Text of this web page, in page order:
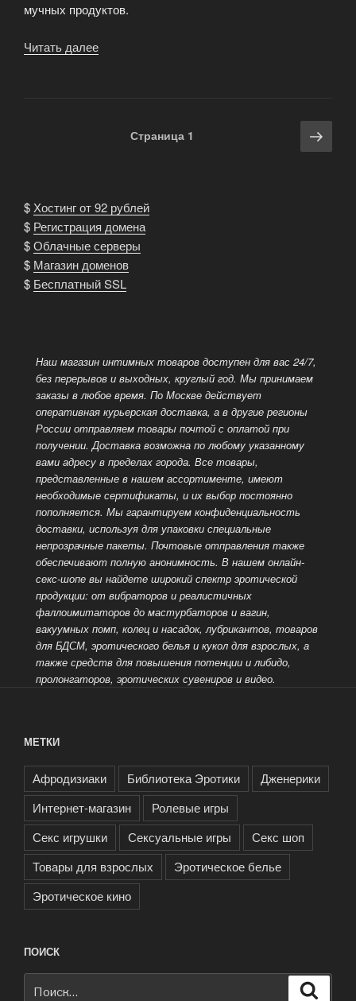
мучных продуктов.
Читать далее
постройнеть»
Страница 1
$ Хостинг от 92 рублей
$ Регистрация домена
$Облачные серверы
$ Магазин доменов
$ Бесплатный SSL
Наш магазин интимных товаров доступен для вас 24/7,
без перерывов и выходных, круглый год. Мы принимаем
заказы в любое время. По Москве действует
оперативная курьерская доставка, а в другие регионы
России отправляем товары почтой с оплатой при
получении. Доставка возможна по любому указанному
вами адресу в пределах города. Все товары,
представленные в нашем ассортименте, имеют
необходимые сертификаты, и их выбор постоянно
пополняется. Мы гарантируем конфиденциальность
доставки, используя для упаковки специальные
непрозрачные пакеты. Почтовые отправления также
обеспечивают полную анонимность. В нашем онлайн-
секс-шопе вы найдете широкий спектр эротической
продукции: от вибраторов и реалистичных
фаллоимитаторов до мастурбаторов и вагин,
вакуумных помп, колец и насадок, лубрикантов, товаров
для БДСМ, эротического белья и кукол для взрослых, а
также средств для повышения потенции и либидо,
пролонгаторов, эротических сувениров и видео.
МЕТКИ
Афродизиаки Библиотека Эротики
Дженерики
Интернет-магазин
Ролевые игры
Секс игрушки
Сексуальные игры
Секс шоп
Товары для взрослых
Эротическое белье
Эротическое кино
ПОИСК